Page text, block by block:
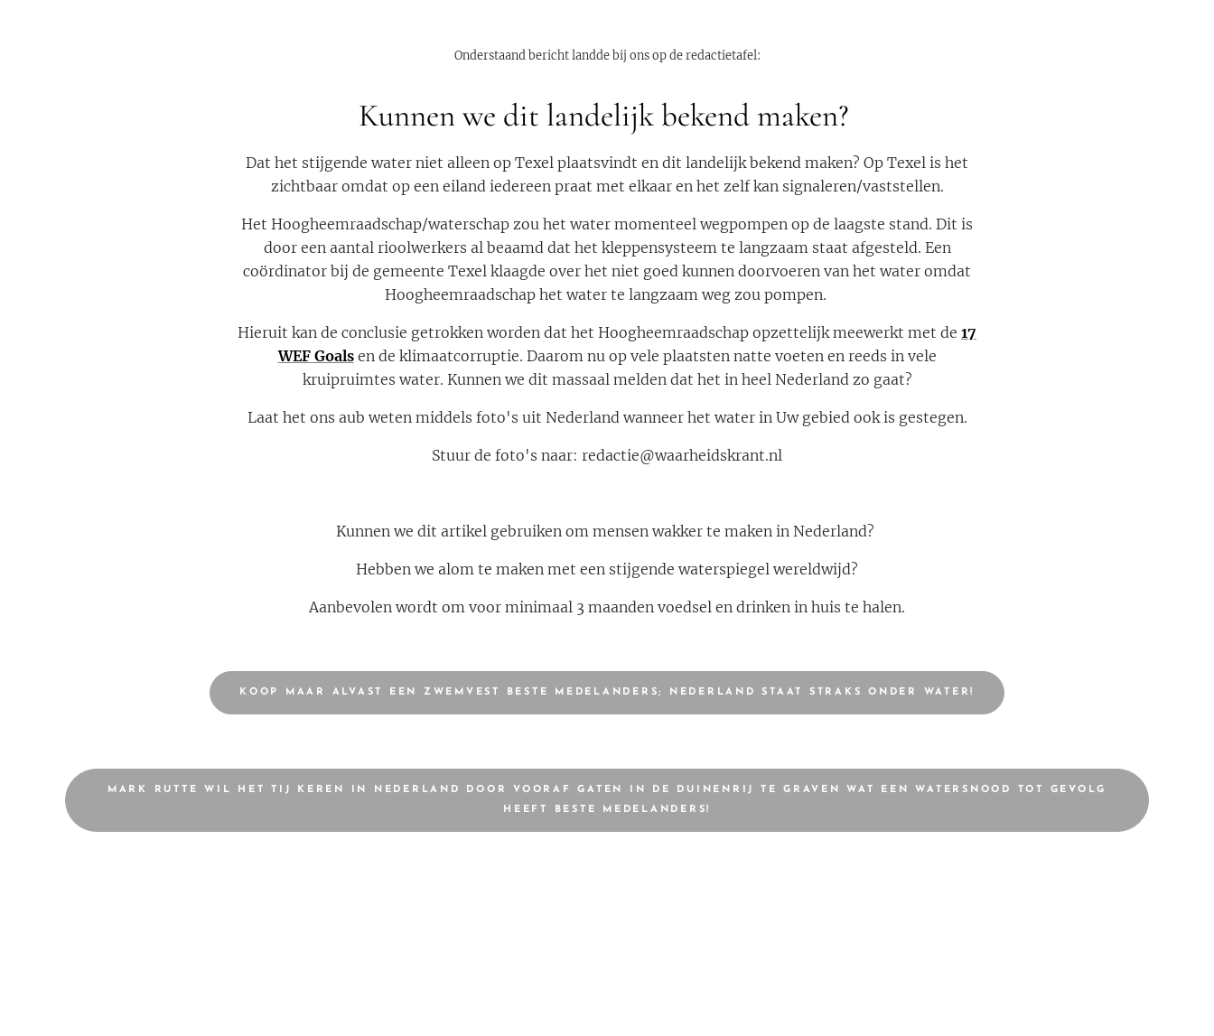
Onderstaand bericht landde bij ons op de redactietafel:
Kunnen we dit landelijk bekend maken?
Dat het stijgende water niet alleen op Texel plaatsvindt en dit landelijk bekend maken? Op Texel is het
zichtbaar omdat op een eiland iedereen praat met elkaar en het zelf kan signaleren/vaststellen.
Het Hoogheemraadschap/waterschap zou het water momenteel wegpompen op de laagste stand. Dit is
door een aantal rioolwerkers al beaamd dat het kleppensysteem te langzaam staat afgesteld. Een
coördinator bij de gemeente Texel klaagde over het niet goed kunnen doorvoeren van het water omdat
Hoogheemraadschap het water te langzaam weg zou pompen.
Hieruit kan de conclusie getrokken worden dat het Hoogheemraadschap opzettelijk meewerkt met de 17
WEF Goals en de klimaatcorruptie. Daarom nu op vele plaatsten natte voeten en reeds in vele
kruipruimtes water. Kunnen we dit massaal melden dat het in heel Nederland zo gaat?
Laat het ons aub weten middels foto's uit Nederland wanneer het water in Uw gebied ook is gestegen.
Stuur de foto's naar: redactie@waarheidskrant.nl
Kunnen we dit artikel gebruiken om mensen wakker te maken in Nederland?
Hebben we alom te maken met een stijgende waterspiegel wereldwijd?
Aanbevolen wordt om voor minimaal 3 maanden voedsel en drinken in huis te halen.
KOOP MAAR ALVAST EEN ZWEMVEST BESTE MEDELANDERS; NEDERLAND STAAT STRAKS ONDER WATER!
MARK RUTTE WIL HET TIJ KEREN IN NEDERLAND DOOR VOORAF GATEN IN DE DUINENRIJ TE GRAVEN WAT EEN WATERSNOOD TOT GEVOLG
HEEFT BESTE MEDELANDERS!